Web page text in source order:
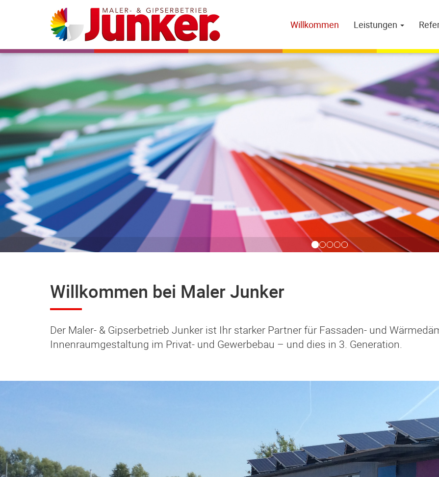
Willkommen Leistungen
Willkommen bei Maler Junker
Der Maler- & Gipserbetrieb Junker ist Ihr starker Partner für Fassaden- und
Innenraumgestaltung im Privat- und Gewerbebau – und dies in 3. Generation.